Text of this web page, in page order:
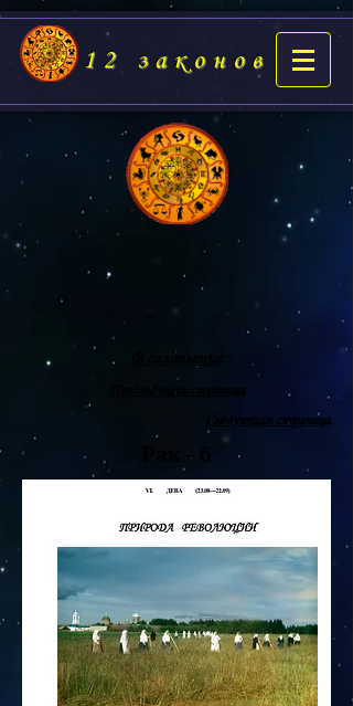
12 законов
В оглавление
Предыдущая страница
Следующая страница
Рак - 6